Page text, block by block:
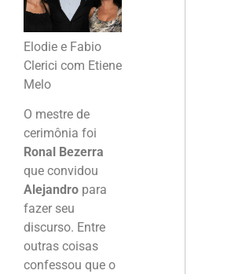
Elodie e Fabio
Clerici com Etiene
Melo
O mestre de
cerimônia foi
Ronal Bezerra
que convidou
Alejandro para
fazer seu
discurso. Entre
outras coisas
confessou que o